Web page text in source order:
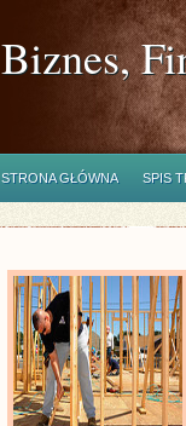
Biznes,
STRONA GŁÓWNA SPIS